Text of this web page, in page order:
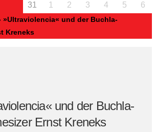
31 1 2 3 4 5 6
»Ultraviolencia« und der Buchla-
Kreneks
und der Buchla-
Ernst Kreneks